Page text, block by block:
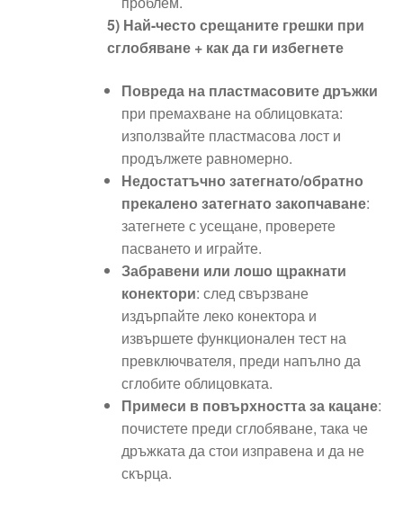
5) Най-често срещаните грешки при
сглобяване + как да ги избегнете
Повреда на пластмасовите дръжки
при премахване на облицовката:
използвайте пластмасова лост и
продължете равномерно.
Недостатъчно затегнато/обратно
прекалено затегнато закопчаване:
затегнете с усещане, проверете
пасването и играйте.
Забравени или лошо щракнати
конектори: след свързване
издърпайте леко конектора и
извършете функционален тест на
превключвателя, преди напълно да
сглобите облицовката.
Примеси в повърхността за кацане:
почистете преди сглобяване, така че
дръжката да стои изправена и да не
скърца.